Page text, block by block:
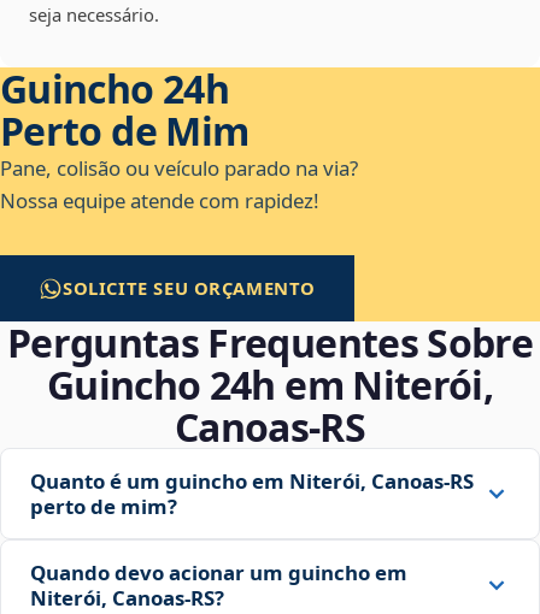
seja necessário.
Guincho 24h
Perto de Mim
Pane, colisão ou veículo parado na via?
Nossa equipe atende com rapidez!
SOLICITE SEU ORÇAMENTO
Perguntas Frequentes Sobre
Guincho 24h em Niterói,
Canoas‑RS
Quanto é um guincho em Niterói, Canoas‑RS
perto de mim?
Quando devo acionar um guincho em
Niterói, Canoas‑RS?